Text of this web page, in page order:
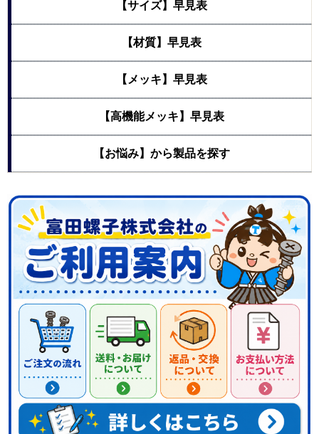
【サイズ】早見表
【材質】早見表
【メッキ】早見表
【高機能メッキ】早見表
【お悩み】から製品を探す